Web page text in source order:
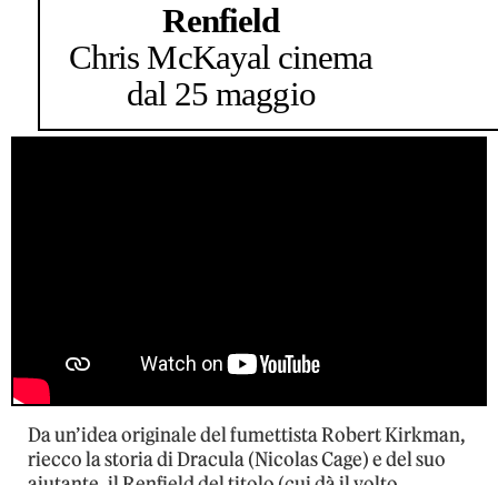
Renfield
Chris McKayal cinema
dal 25 maggio
Da un’idea originale del fumettista Robert Kirkman,
riecco la storia di Dracula (Nicolas Cage) e del suo